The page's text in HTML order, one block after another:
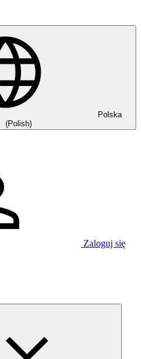
Polska
(Polish)
Zaloguj się